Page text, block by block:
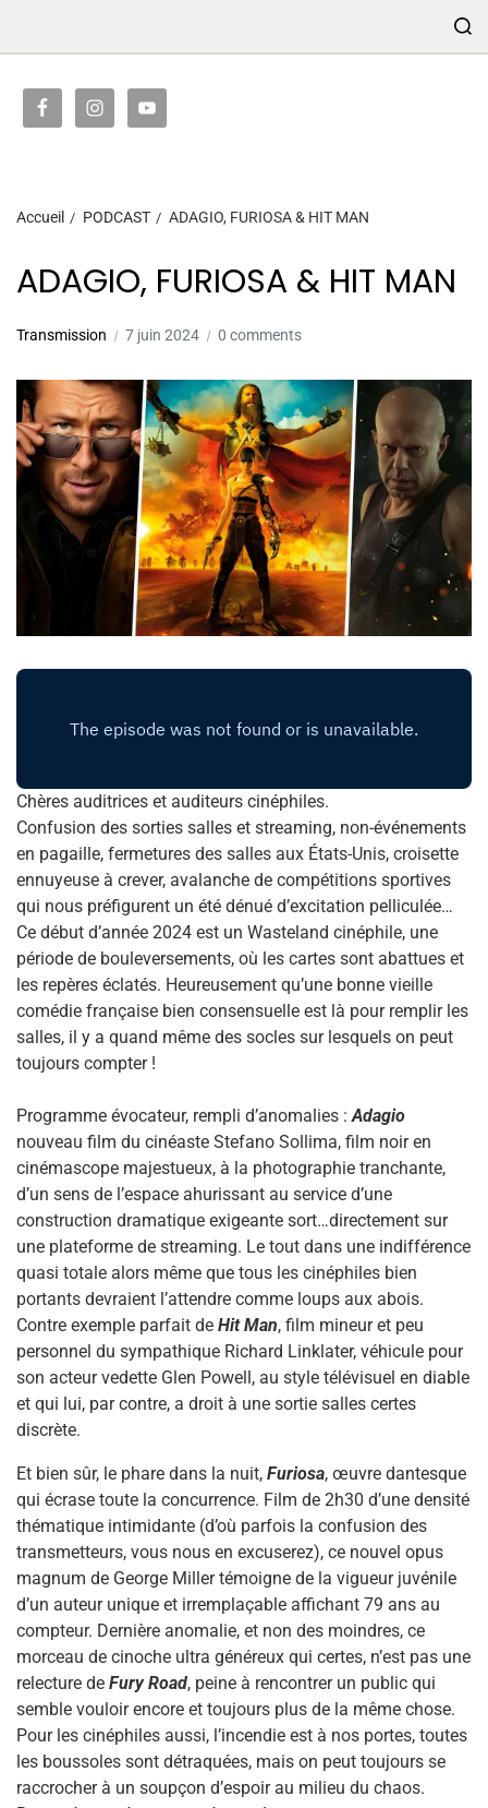
Accueil PODCAST ADAGIO, FURIOSA & HIT MAN
ADAGIO, FURIOSA & HIT MAN
Transmission 7 juin 2024 0 comments
Chères auditrices et auditeurs cinéphiles.
Confusion des sorties salles et streaming, non-événements
en pagaille, fermetures des salles aux États-Unis, croisette
ennuyeuse à crever, avalanche de compétitions sportives
qui nous préfigurent un été dénué d’excitation pelliculée…
Ce début d’année 2024 est un Wasteland cinéphile, une
période de bouleversements, où les cartes sont abattues et
les repères éclatés. Heureusement qu’une bonne vieille
comédie française bien consensuelle est là pour remplir les
salles, il y a quand même des socles sur lesquels on peut
toujours compter !
Programme évocateur, rempli d’anomalies :Adagio
nouveau film du cinéaste Stefano Sollima, film noir en
cinémascope majestueux, à la photographie tranchante,
d’un sens de l’espace ahurissant au service d’une
construction dramatique exigeante sort…directement sur
une plateforme de streaming. Le tout dans une indifférence
quasi totale alors même que tous les cinéphiles bien
portants devraient l’attendre comme loups aux abois.
Contre exemple parfait de Hit Man, film mineur et peu
personnel du sympathique Richard Linklater, véhicule pour
son acteur vedette Glen Powell, au style télévisuel en diable
et qui lui, par contre, a droit à une sortie salles certes
discrète.
Et bien sûr, le phare dans la nuit, Furiosa, œuvre dantesque
qui écrase toute la concurrence. Film de 2h30 d’une densité
thématique intimidante (d’où parfois la confusion des
transmetteurs, vous nous en excuserez), ce nouvel opus
magnum de George Miller témoigne de la vigueur juvénile
d’un auteur unique et irremplaçable affichant 79 ans au
compteur. Dernière anomalie, et non des moindres, ce
morceau de cinoche ultra généreux qui certes, n’est pas une
relecture de Fury Road, peine à rencontrer un public qui
semble vouloir encore et toujours plus de la même chose.
Pour les cinéphiles aussi, l’incendie est à nos portes, toutes
les boussoles sont détraquées, mais on peut toujours se
raccrocher à un soupçon d’espoir au milieu du chaos.